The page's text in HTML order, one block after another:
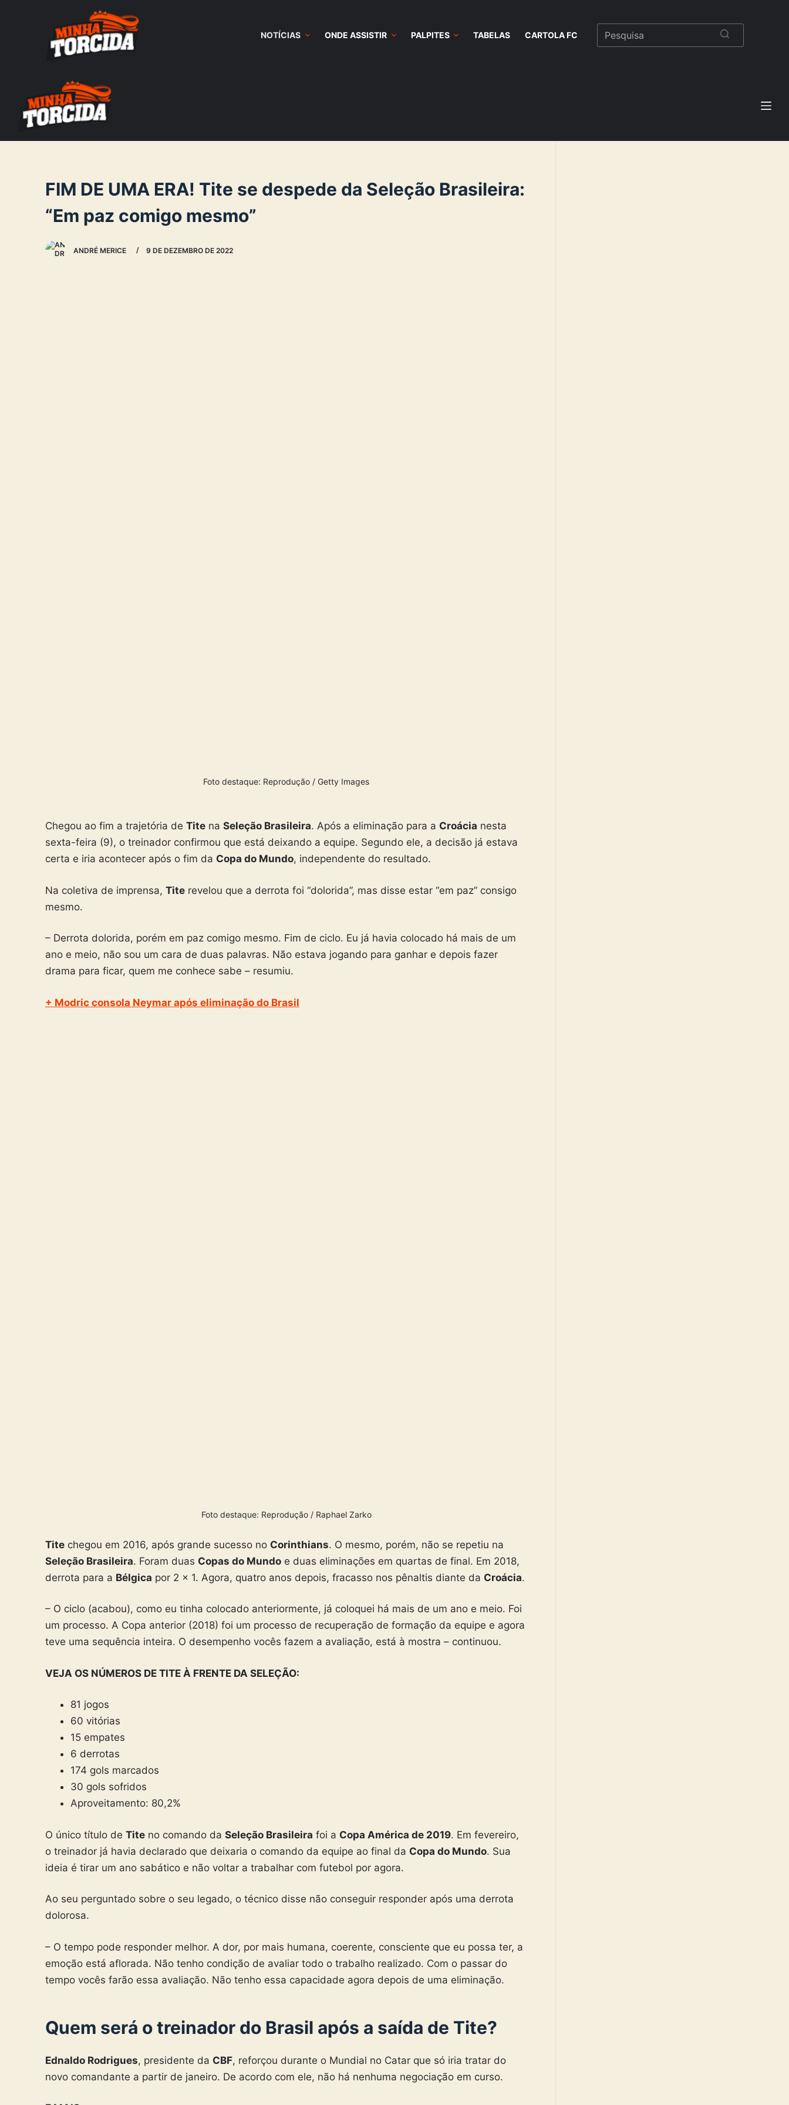
NOTÍCIAS ONDE ASSISTIR PALPITES TABELAS CARTOLA FC
FIM DE UMA ERA! Tite se despede da Seleção Brasileira:
“Em paz comigo mesmo”
ANDRÉ MERICE 9 DE DEZEMBRO DE 2022
Foto destaque: Reprodução / Getty Images
Chegou ao fim a trajetória de Tite na Seleção Brasileira. Após a eliminação para a Croácia nesta
sexta-feira (9), o treinador confirmou que está deixando a equipe. Segundo ele, a decisão já estava
certa e iria acontecer após o fim da Copa do Mundo, independente do resultado.
Na coletiva de imprensa, Tite revelou que a derrota foi “dolorida”, mas disse estar “em paz” consigo
mesmo.
– Derrota dolorida, porém em paz comigo mesmo. Fim de ciclo. Eu já havia colocado há mais de um
ano e meio, não sou um cara de duas palavras. Não estava jogando para ganhar e depois fazer
drama para ficar, quem me conhece sabe – resumiu.
+ Modric consola Neymar após eliminação do Brasil
Foto destaque: Reprodução / Raphael Zarko
Tite chegou em 2016, após grande sucesso no Corinthians. O mesmo, porém, não se repetiu na
Seleção Brasileira. Foram duas Copas do Mundo e duas eliminações em quartas de final. Em 2018,
derrota para a Bélgica por 2 x 1. Agora, quatro anos depois, fracasso nos pênaltis diante da Croácia.
– O ciclo (acabou), como eu tinha colocado anteriormente, já coloquei há mais de um ano e meio. Foi
um processo. A Copa anterior (2018) foi um processo de recuperação de formação da equipe e agora
teve uma sequência inteira. O desempenho vocês fazem a avaliação, está à mostra – continuou.
VEJA OS NÚMEROS DE TITE À FRENTE DA SELEÇÃO:
81 jogos
60 vitórias
15 empates
6 derrotas
174 gols marcados
30 gols sofridos
Aproveitamento: 80,2%
O único título de Tite no comando da Seleção Brasileira foi a Copa América de 2019. Em fevereiro,
o treinador já havia declarado que deixaria o comando da equipe ao final da Copa do Mundo. Sua
ideia é tirar um ano sabático e não voltar a trabalhar com futebol por agora.
Ao seu perguntado sobre o seu legado, o técnico disse não conseguir responder após uma derrota
dolorosa.
– O tempo pode responder melhor. A dor, por mais humana, coerente, consciente que eu possa ter, a
emoção está aflorada. Não tenho condição de avaliar todo o trabalho realizado. Com o passar do
tempo vocês farão essa avaliação. Não tenho essa capacidade agora depois de uma eliminação.
Quem será o treinador do Brasil após a saída de Tite?
Ednaldo Rodrigues, presidente da CBF, reforçou durante o Mundial no Catar que só iria tratar do
novo comandante a partir de janeiro. De acordo com ele, não há nenhuma negociação em curso.